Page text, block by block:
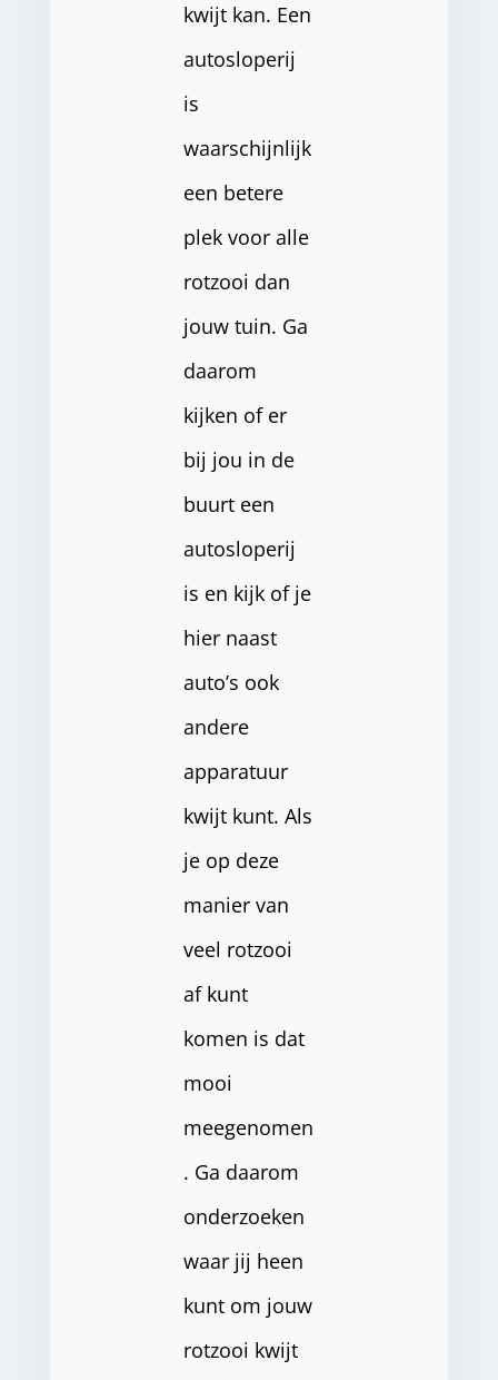
kwijt kan. Een
autosloperij
is
waarschijnlijk
een betere
plek voor alle
rotzooi dan
jouw tuin. Ga
daarom
kijken of er
bij jou in de
buurt een
autosloperij
is en kijk of je
hier naast
auto’s ook
andere
apparatuur
kwijt kunt. Als
je op deze
manier van
veel rotzooi
af kunt
komen is dat
mooi
meegenomen
. Ga daarom
onderzoeken
waar jij heen
kunt om jouw
rotzooi kwijt